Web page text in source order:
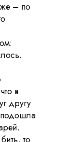
– по
в
другу
подошла